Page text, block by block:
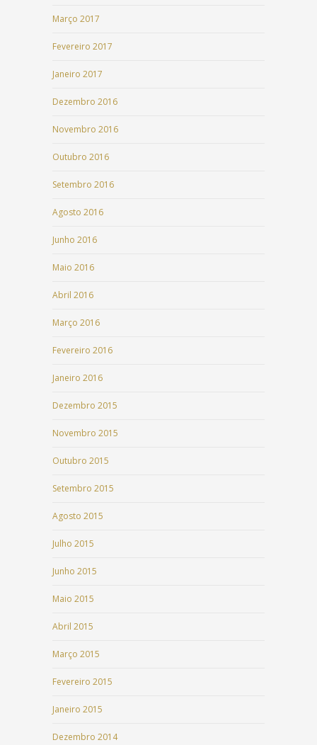
Março 2017
Fevereiro 2017
Janeiro 2017
Dezembro 2016
Novembro 2016
Outubro 2016
Setembro 2016
Agosto 2016
Junho 2016
Maio 2016
Abril 2016
Março 2016
Fevereiro 2016
Janeiro 2016
Dezembro 2015
Novembro 2015
Outubro 2015
Setembro 2015
Agosto 2015
Julho 2015
Junho 2015
Maio 2015
Abril 2015
Março 2015
Fevereiro 2015
Janeiro 2015
Dezembro 2014